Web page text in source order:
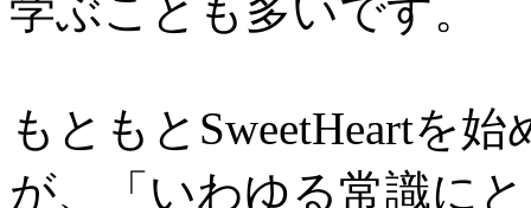
学ぶことも多いです。
もともとSweetHeartを
が、「いわゆる常識に